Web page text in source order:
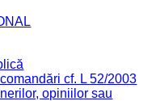
cf. L 52/2003
opiniilor sau